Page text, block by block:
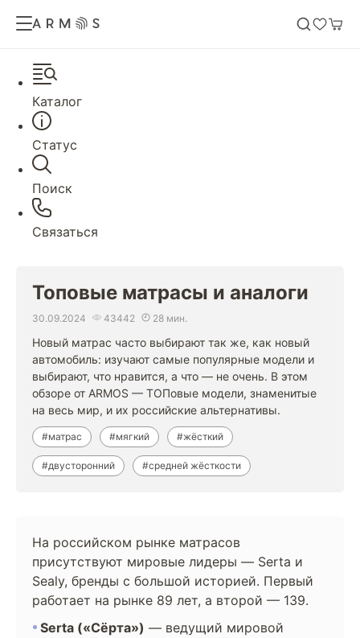
Каталог
Статус
Поиск
Связаться
Топовые матрасы и аналоги
30.09.2024 43442 28 мин.
Новый матрас часто выбирают так же, как новый
автомобиль: изучают самые популярные модели и
выбирают, что нравится, а что — не очень. В этом
обзоре от ARMOS — ТОПовые модели, знаменитые
на весь мир, и их российские альтернативы.
#матрас #мягкий #жёсткий
#двусторонний #средней жёсткости
На российском рынке матрасов
присутствуют мировые лидеры — Serta и
Sealy, бренды с большой историей. Первый
работает на рынке 89 лет, а второй — 139.
Serta («Сёрта») — ведущий мировой